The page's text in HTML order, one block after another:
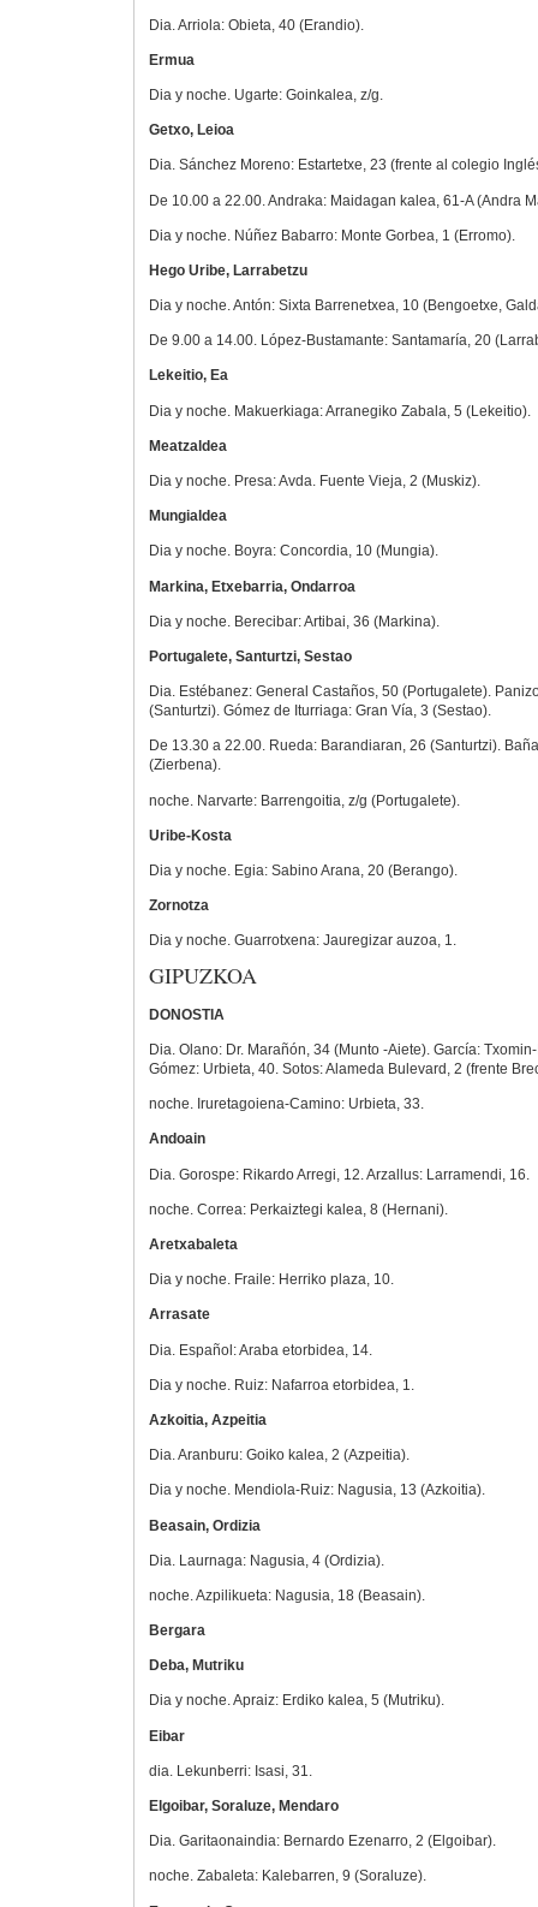
Dia. Arriola: Obieta, 40 (Erandio).
Ermua
Dia y noche. Ugarte: Goinkalea, z/g.
Getxo, Leioa
Dia. Sánchez Moreno: Estartetxe, 23 (frente al colegio
De 10.00 a 22.00. Andraka: Maidagan kalea, 61-A (Andra
Dia y noche. Núñez Babarro: Monte Gorbea, 1 (Erromo).
Hego Uribe, Larrabetzu
Dia y noche. Antón: Sixta Barrenetxea, 10 (Bengoetxe,
De 9.00 a 14.00. López-Bustamante: Santamaría, 20
Lekeitio, Ea
Dia y noche. Makuerkiaga: Arranegiko Zabala, 5 (Lekeitio).
Meatzaldea
Dia y noche. Presa: Avda. Fuente Vieja, 2 (Muskiz).
Mungialdea
Dia y noche. Boyra: Concordia, 10 (Mungia).
Markina, Etxebarria, Ondarroa
Dia y noche. Berecibar: Artibai, 36 (Markina).
Portugalete, Santurtzi, Sestao
Dia. Estébanez: General Castaños, 50 (Portugalete).
(Santurtzi). Gómez de Iturriaga: Gran Vía, 3 (Sestao).
De 13.30 a 22.00. Rueda: Barandiaran, 26 (Santurtzi).
(Zierbena).
noche. Narvarte: Barrengoitia, z/g (Portugalete).
Uribe-Kosta
Dia y noche. Egia: Sabino Arana, 20 (Berango).
Zornotza
Dia y noche. Guarrotxena: Jauregizar auzoa, 1.
GIPUZKOA
DONOSTIA
Dia. Olano: Dr. Marañón, 34 (Munto -Aiete). García:
Gómez: Urbieta, 40. Sotos: Alameda Bulevard, 2 (frente
noche. Iruretagoiena-Camino: Urbieta, 33.
Andoain
Dia. Gorospe: Rikardo Arregi, 12. Arzallus: Larramendi, 16.
noche. Correa: Perkaiztegi kalea, 8 (Hernani).
Aretxabaleta
Dia y noche. Fraile: Herriko plaza, 10.
Arrasate
Dia. Español: Araba etorbidea, 14.
Dia y noche. Ruiz: Nafarroa etorbidea, 1.
Azkoitia, Azpeitia
Dia. Aranburu: Goiko kalea, 2 (Azpeitia).
Dia y noche. Mendiola-Ruiz: Nagusia, 13 (Azkoitia).
Beasain, Ordizia
Dia. Laurnaga: Nagusia, 4 (Ordizia).
noche. Azpilikueta: Nagusia, 18 (Beasain).
Bergara
Deba, Mutriku
Dia y noche. Apraiz: Erdiko kalea, 5 (Mutriku).
Eibar
dia. Lekunberri: Isasi, 31.
Elgoibar, Soraluze, Mendaro
Dia. Garitaonaindia: Bernardo Ezenarro, 2 (Elgoibar).
noche. Zabaleta: Kalebarren, 9 (Soraluze).